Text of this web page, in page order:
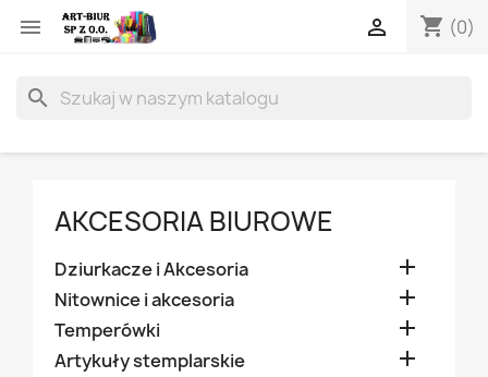
 shopping_cart (0)

search
AKCESORIA BIUROWE
Dziurkacze i Akcesoria 
Nitownice i akcesoria 
Temperówki 
Artykuły stemplarskie 